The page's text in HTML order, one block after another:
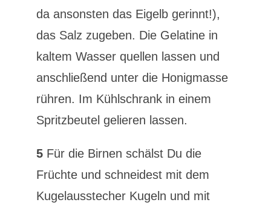
da ansonsten das Eigelb gerinnt!),
das Salz zugeben. Die Gelatine in
kaltem Wasser quellen lassen und
anschließend unter die Honigmasse
rühren. Im Kühlschrank in einem
Spritzbeutel gelieren lassen.
5Für die Birnen schälst Du die
Früchte und schneidest mit dem
Kugelausstecher Kugeln und mit